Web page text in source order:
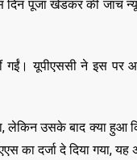
पूजा खेडकर की जांच
यूपीएससी ने इस
उसके बाद क्या हुआ
का दर्जा दे दिया गया, यह